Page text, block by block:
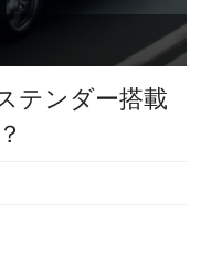
テンダー搭載